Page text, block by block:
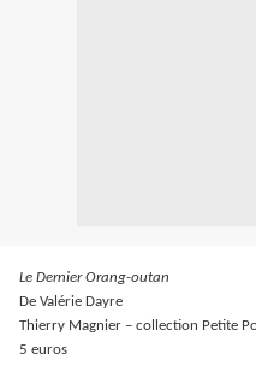
Le Dernier Orang-outan
De Valérie Dayre
Thierry Magnier – collection Petite
5 euros